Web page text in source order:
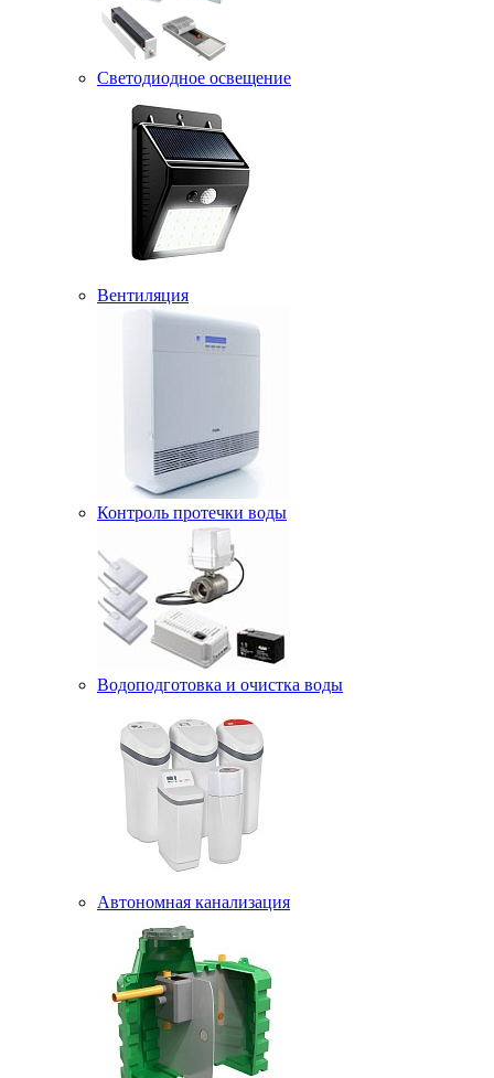
Светодиодное освещение
Вентиляция
Контроль протечки воды
Водоподготовка и очистка воды
Автономная канализация